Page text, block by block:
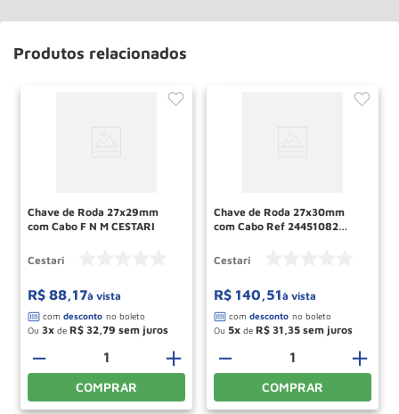
Produtos relacionados
Chave de Roda 27x29mm
com Cabo F N M CESTARI
Cestari
R$ 88,17à vista
Ou 3 de R$ 32,79
＋
－
COMPRAR
Chave de Roda 27x30mm
com Cabo Ref 24451082
Cestari
R$ 140,51à vista
Ou 5 de R$ 31,35
＋
－
COMPRAR